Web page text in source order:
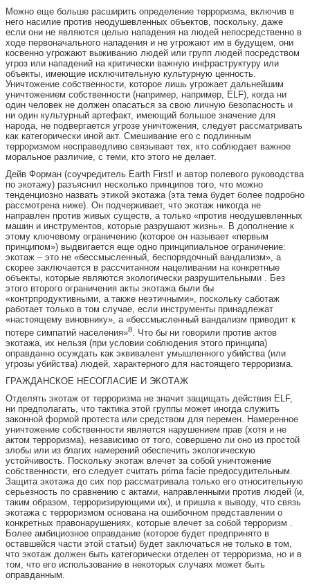
Можно еще больше расширить определение терроризма, включив в
него насилие против неодушевленных объектов, поскольку, даже
если они не являются целью нападения на людей непосредственно в
ходе первоначального нападения и не угрожают им в будущем, они
косвенно угрожают выживанию людей или групп людей посредством
угроз или нападений на критически важную инфраструктуру или
объекты, имеющие исключительную культурную ценность.
Уничтожение собственности, которое лишь угрожает дальнейшим
уничтожением собственности (например, например, ELF), когда ни
один человек не должен опасаться за свою личную безопасность и
ни один культурный артефакт, имеющий большое значение для
народа, не подвергается угрозе уничтожения, следует рассматривать
как категорически иной акт. Смешивание его с подлинным
терроризмом несправедливо связывает тех, кто соблюдает важное
моральное различие, с теми, кто этого не делает.
Дейв Форман (соучредитель Earth First! и автор полевого руководства
по экотажу) разъяснил несколько принципов того, что можно
тенденциозно назвать этикой экотажа (эта тема будет более подробно
рассмотрена ниже). Он подчеркивает, что экотаж никогда не
направлен против живых существ, а только «против неодушевленных
машин и инструментов, которые разрушают жизнь». В дополнение к
этому ключевому ограничению (которое он называет «первым
принципом») выдвигается еще одно принципиальное ограничение:
экотаж – это не «бессмысленный, беспорядочный вандализм», а
скорее заключается в рассчитанном нацеливании на конкретные
объекты, которые являются экологически разрушительными . Без
этого второго ограничения акты экотажа были бы
«контрпродуктивными, а также неэтичными», поскольку саботаж
работает только в том случае, если инструменты принадлежат
«настоящему виновнику», а «бессмысленный вандализм приводит к
потере симпатий населения»8
. Что бы ни говорили против актов
экотажа, их нельзя (при условии соблюдения этого принципа)
оправданно осуждать как эквивалент умышленного убийства (или
угрозы убийства) людей, характерного для настоящего терроризма.
ГРАЖДАНСКОЕ НЕСОГЛАСИЕ И ЭКОТАЖ
Отделять экотаж от терроризма не значит защищать действия ELF,
ни предполагать, что тактика этой группы может иногда служить
законной формой протеста или средством для перемен. Намеренное
уничтожение собственности является нарушением прав (хотя и не
актом терроризма), независимо от того, совершено ли оно из простой
злобы или из благих намерений обеспечить экологическую
устойчивость. Поскольку экотаж влечет за собой уничтожение
собственности, его следует считать prima facie предосудительным.
Защита экотажа до сих пор рассматривала только его относительную
серьезность по сравнению с актами, направленными против людей (и,
таким образом, терроризирующими их), и пришла к выводу, что связь
экотажа с терроризмом основана на ошибочном представлении о
конкретных правонарушениях, которые влечет за собой терроризм .
Более амбициозное оправдание (которое будет предпринято в
оставшейся части этой статьи) будет заключаться не только в том,
что экотаж должен быть категорически отделен от терроризма, но и в
том, что его использование в некоторых случаях может быть
оправданным.